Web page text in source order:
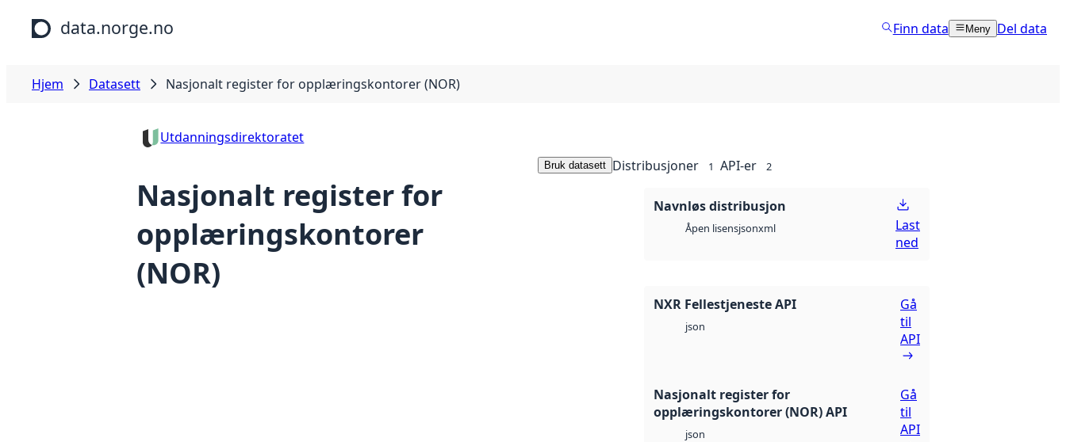
Hopp til hovedinnhold
data.norge.no Finn data Meny Del data
Hjem Datasett Nasjonalt register for opplæringskontorer (NOR)
Utdanningsdirektoratet
Nasjonalt register for
opplæringskontorer
(NOR)
Bruk datasett Distribusjoner 1 API-er 2
Navnløs distribusjon
Åpen lisensjsonxml
Last
ned
NXR Fellestjeneste API
json
Gå
til
API
Nasjonalt register for
opplæringskontorer (NOR) API
json
Gå
til
API